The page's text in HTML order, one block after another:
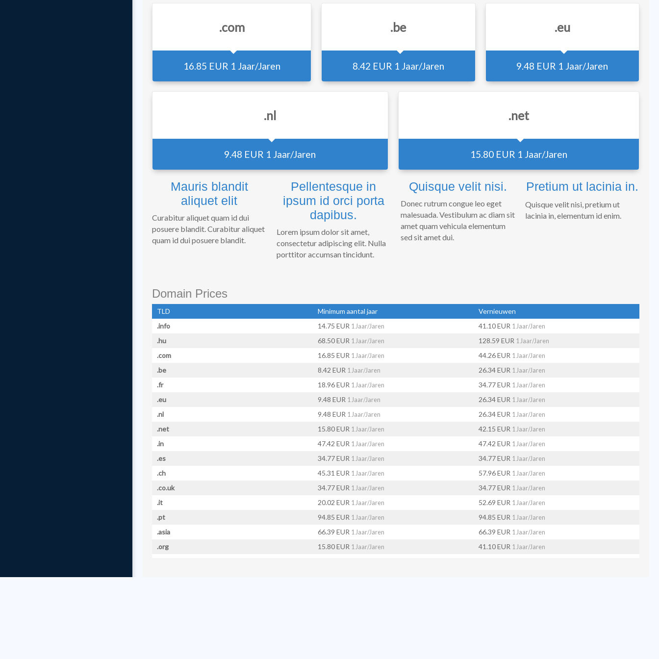
.com
16.85 EUR 1 Jaar/Jaren
.be
8.42 EUR 1 Jaar/Jaren
.eu
9.48 EUR 1 Jaar/Jaren
.nl
9.48 EUR 1 Jaar/Jaren
.net
15.80 EUR 1 Jaar/Jaren
Mauris blandit
aliquet elit
Curabitur aliquet quam id dui
posuere blandit. Curabitur aliquet
quam id dui posuere blandit.
Pellentesque in
ipsum id orci porta
dapibus.
Lorem ipsum dolor sit amet,
consectetur adipiscing elit. Nulla
porttitor accumsan tincidunt.
Quisque velit nisi.
Donec rutrum congue leo eget
malesuada. Vestibulum ac diam sit
amet quam vehicula elementum
sed sit amet dui.
Pretium ut lacinia in.
Quisque velit nisi, pretium ut
lacinia in, elementum id enim.
Domain Prices
TLD Minimum aantal jaar
Vernieuwen
.info
14.75 EUR 1 Jaar/Jaren 41.10 EUR 1 Jaar/Jaren
.hu 68.50 EUR 1 Jaar/Jaren 128.59 EUR 1 Jaar/Jaren
.com 16.85 EUR 1 Jaar/Jaren 44.26 EUR 1 Jaar/Jaren
.be 8.42 EUR 1 Jaar/Jaren 26.34 EUR 1 Jaar/Jaren
.fr 18.96 EUR 1 Jaar/Jaren 34.77 EUR 1 Jaar/Jaren
.eu 9.48 EUR 1 Jaar/Jaren 26.34 EUR 1 Jaar/Jaren
.nl 9.48 EUR 1 Jaar/Jaren 26.34 EUR 1 Jaar/Jaren
.net 15.80 EUR 1 Jaar/Jaren 42.15 EUR 1 Jaar/Jaren
.in 47.42 EUR 1 Jaar/Jaren 47.42 EUR 1 Jaar/Jaren
.es 34.77 EUR 1 Jaar/Jaren 34.77 EUR 1 Jaar/Jaren
.ch 45.31 EUR 1 Jaar/Jaren 57.96 EUR 1 Jaar/Jaren
.co.uk 34.77 EUR 1 Jaar/Jaren 34.77 EUR 1 Jaar/Jaren
.it 20.02 EUR 1 Jaar/Jaren 52.69 EUR 1 Jaar/Jaren
.pt 94.85 EUR 1 Jaar/Jaren 94.85 EUR 1 Jaar/Jaren
.asia 66.39 EUR 1 Jaar/Jaren 66.39 EUR 1 Jaar/Jaren
.org 15.80 EUR 1 Jaar/Jaren 41.10 EUR 1 Jaar/Jaren